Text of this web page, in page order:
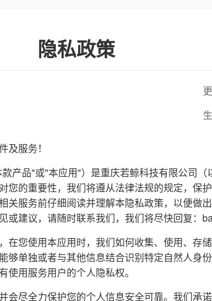
隐私政策
及服务！
产品"或"本应用"）是重庆若鲸科技有限公司
您的重要性，我们将遵从法律法规的规定，保
关服务前仔细阅读并理解本隐私政策，以便做
或建议，请随时联系我们，我们将尽快回复：
在您使用本应用时，我们如何收集、使用、存
够单独或者与其他信息结合识别特定自然人身
用服务用户的个人隐私权。
会尽全力保护您的个人信息安全可靠。我们承